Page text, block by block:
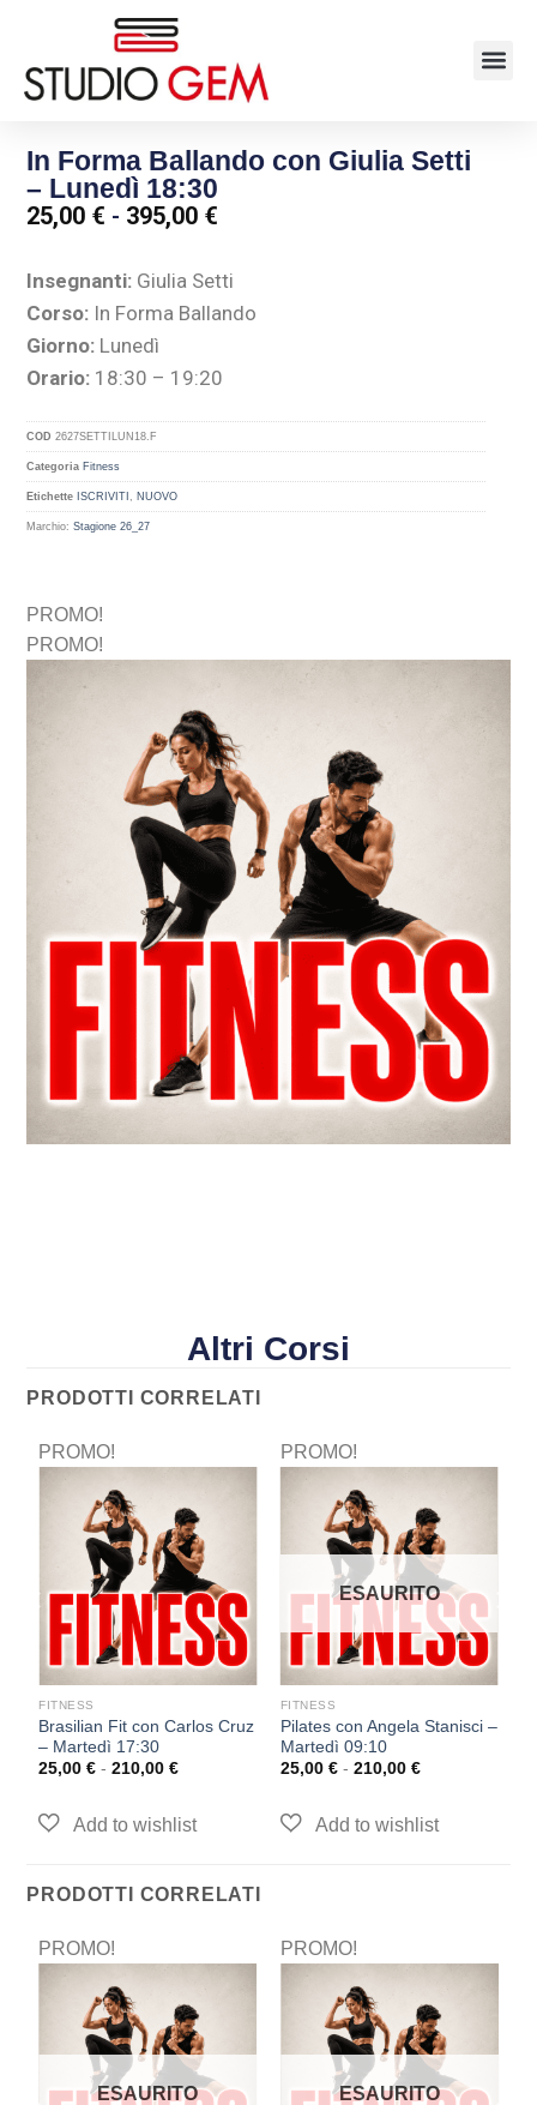
In Forma Ballando con Giulia Setti
– Lunedì 18:30
25,00 € - 395,00 €
Insegnanti: Giulia Setti
Corso: In Forma Ballando
Giorno: Lunedì
Orario: 18:30 – 19:20
COD2627SETTILUN18.F
Categoria Fitness
Etichette ISCRIVITI, NUOVO
Marchio:Stagione 26_27
PROMO!
PROMO!
Altri Corsi
PRODOTTI CORRELATI
PROMO!
FITNESS
Brasilian Fit con Carlos Cruz
– Martedì 17:30
25,00€ - 210,00€
PROMO!
ESAURITO
FITNESS
Pilates con Angela Stanisci –
Martedì 09:10
25,00 € - 210,00 €
PRODOTTI CORRELATI
PROMO!
ESAURITO
PROMO!
ESAURITO